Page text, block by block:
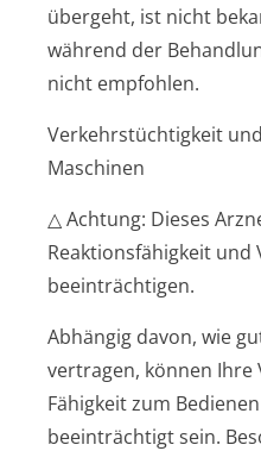
übergeht, ist nicht
während der
nicht empfohlen.
Verkehrstüchtigkeit
Maschinen
△ Achtung: Dieses
Reaktionsfähigkeit
beeinträchtigen.
Abhängig davon, wie
vertragen, können
Fähigkeit zum
beeinträchtigt sein.